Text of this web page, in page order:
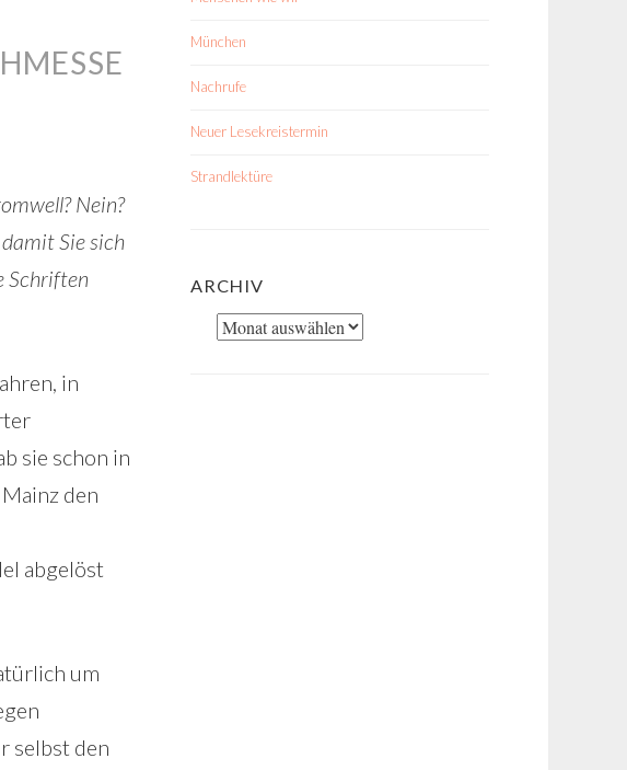
Nein?
Sie sich
Schriften
in
sie schon in
den
abgelöst
um
selbst den
München
Nachrufe
Neuer Lesekreistermin
Strandlektüre
ARCHIV
Archiv